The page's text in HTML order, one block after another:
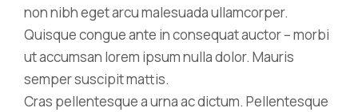
non nibh eget arcu malesuada ullamcorper.
Quisque congue ante in consequat auctor – morbi
ut accumsan lorem ipsum nulla dolor. Mauris
semper suscipit mattis.
Cras pellentesque a urna ac dictum. Pellentesque